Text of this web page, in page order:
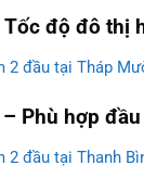
độ đô thị
2 đầu tại Tháp
Phù hợp
2 đầu tại Thanh